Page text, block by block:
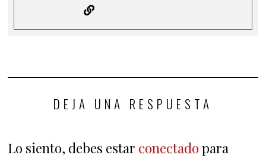
DEJA UNA RESPUESTA
Lo siento, debes estar conectado para